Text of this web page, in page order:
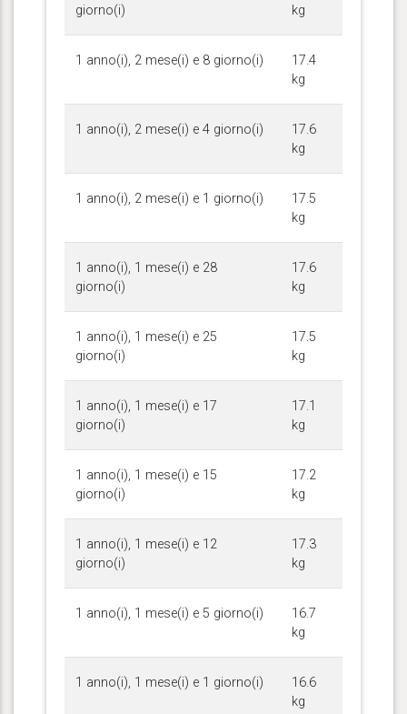
giorno(i)
kg
1 anno(i), 2 mese(i) e 8 giorno(i)
17.4
kg
1 anno(i), 2 mese(i) e 4 giorno(i)
17.6
kg
1 anno(i), 2 mese(i) e 1 giorno(i)
17.5
kg
1 anno(i), 1 mese(i) e 28
giorno(i)
17.6
kg
1 anno(i), 1 mese(i) e 25
giorno(i)
17.5
kg
1 anno(i), 1 mese(i) e 17
giorno(i)
17.1
kg
1 anno(i), 1 mese(i) e 15
giorno(i)
17.2
kg
1 anno(i), 1 mese(i) e 12
giorno(i)
17.3
kg
1 anno(i), 1 mese(i) e 5 giorno(i)
16.7
kg
1 anno(i), 1 mese(i) e 1 giorno(i)
16.6
kg